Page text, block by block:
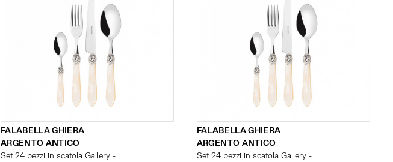
FALABELLA GHIERA
ARGENTO ANTICO
Set 24 pezzi in scatola Gallery -
FALABELLA GHIERA
ARGENTO ANTICO
Set 24 pezzi in scatola Gallery -